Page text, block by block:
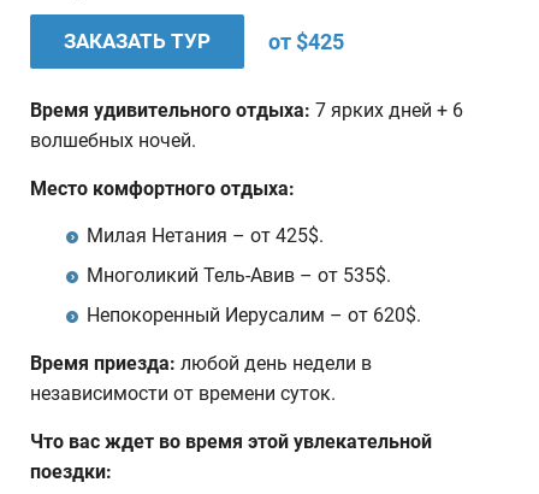
ЗАКАЗАТЬ ТУР от $425
Время удивительного отдыха: 7 ярких дней + 6
волшебных ночей.
Место комфортного отдыха:
Милая Нетания – от 425$.
Многоликий Тель-Авив – от 535$.
Непокоренный Иерусалим – от 620$.
Время приезда: любой день недели в
независимости от времени суток.
Что вас ждет во время этой увлекательной
поездки: